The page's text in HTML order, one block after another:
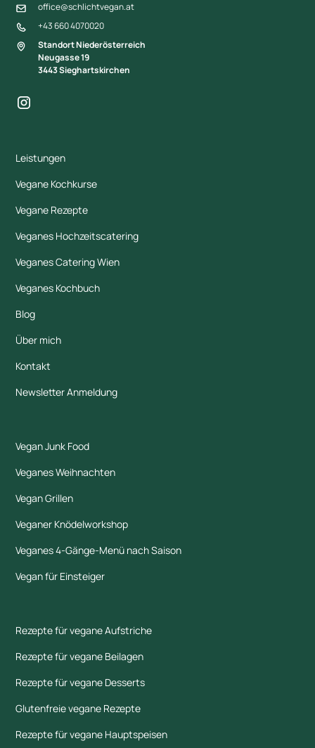
office@schlichtvegan.at
+43 660 4070020
Standort Niederösterreich
Neugasse 19
3443 Sieghartskirchen
Leistungen
Vegane Kochkurse
Vegane Rezepte
Veganes Hochzeitscatering
Veganes Catering Wien
Veganes Kochbuch
Blog
Über mich
Kontakt
Newsletter Anmeldung
Vegan Junk Food
Veganes Weihnachten
Vegan Grillen
Veganer Knödelworkshop
Veganes 4-Gänge-Menü nach Saison
Vegan für Einsteiger
Rezepte für vegane Aufstriche
Rezepte für vegane Beilagen
Rezepte für vegane Desserts
Glutenfreie vegane Rezepte
Rezepte für vegane Hauptspeisen